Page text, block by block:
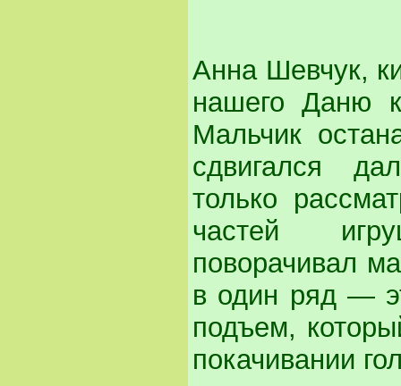
Анна Шевчук,
нашего Даню
Мальчик
сдвигался
только
частей
поворачивал
в один ряд —
подъем,
покачивании